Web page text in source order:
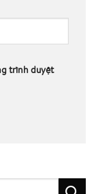
trình duyệt